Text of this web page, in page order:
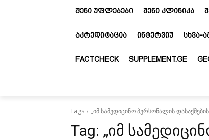
ᲨᲔᲜᲘ ᲣᲤᲚᲔᲑᲔᲑᲘ ᲨᲔᲜᲘ ᲙᲚᲘᲜᲘᲙᲐ
ᲐᲙᲠᲔᲓᲘᲢᲐᲪᲘᲐ ᲘᲜᲢᲔᲠᲕᲘᲣ ᲡᲮᲕᲐ-
FACTCHECK SUPPLEMENT.GE
Tags „იმ სამედიცინო პერსონალის
Tag: „იმ